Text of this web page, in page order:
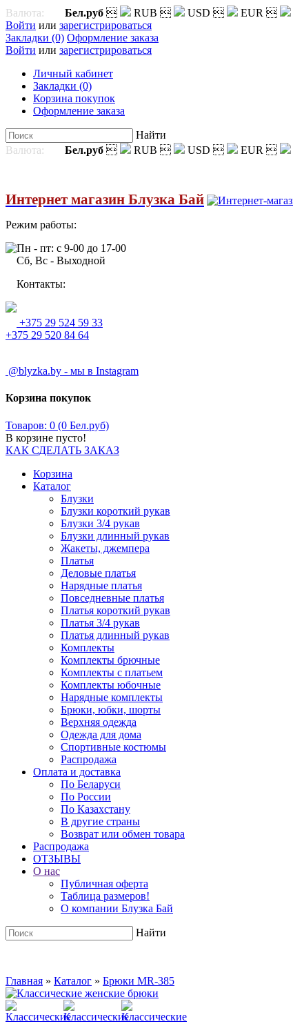
Валюта: Бел.руб  RUB  USD  EUR 
Войти или зарегистрироваться
Закладки (0) Оформление заказа
Войти или зарегистрироваться
Личный кабинет
Закладки (0)
Корзина покупок
Оформление заказа
Найти
Валюта:
Бел.руб  RUB  USD  EUR 
Интернет магазин Блузка Бай
Режим работы:
Пн - пт: с 9-00 до 17-00
Сб, Вс - Выходной
Контакты:
+375 29 524 59 33
+375 29 520 84 64
@blyzka.by - мы в Instagram
Корзина покупок
Товаров: 0 (0 Бел.руб)
В корзине пусто!
КАК СДЕЛАТЬ ЗАКАЗ
Корзина
Каталог
Блузки
Блузки короткий рукав
Блузки 3/4 рукав
Блузки длинный рукав
Жакеты, джемпера
Платья
Деловые платья
Нарядные платья
Повседневные платья
Платья короткий рукав
Платья 3/4 рукав
Платья длинный рукав
Комплекты
Комплекты брючные
Комплекты с платьем
Комплекты юбочные
Нарядные комплекты
Брюки, юбки, шорты
Верхняя одежда
Одежда для дома
Спортивные костюмы
Распродажа
Оплата и доставка
По Беларуси
По России
По Казахстану
В другие страны
Возврат или обмен товара
Распродажа
ОТЗЫВЫ
О нас
Публичная оферта
Таблица размеров!
О компании Блузка Бай
Найти
Главная » Каталог » Брюки MR-385